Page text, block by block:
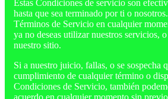
Estas Condiciones de servicio son
hasta que sea terminado por ti o
Términos de Servicio en cualquier
ya no deseas utilizar nuestros servicios,
nuestro sitio.
Si a nuestro juicio, fallas, o se sospecha
cumplimiento de cualquier término o
Condiciones de Servicio, también
acuerdo en cualquier momento sin